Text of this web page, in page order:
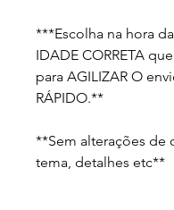
***Escolha na hora
IDADE CORRETA
para AGILIZAR O
RÁPIDO.**
**Sem alterações de
tema, detalhes etc**